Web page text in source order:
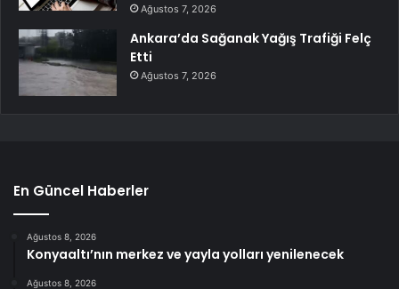
Ağustos 7, 2026
Ankara’da Sağanak Yağış Trafiği Felç
Etti
Ağustos 7, 2026
En Güncel Haberler
Ağustos 8, 2026
Konyaaltı’nın merkez ve yayla yolları yenilenecek
Ağustos 8, 2026